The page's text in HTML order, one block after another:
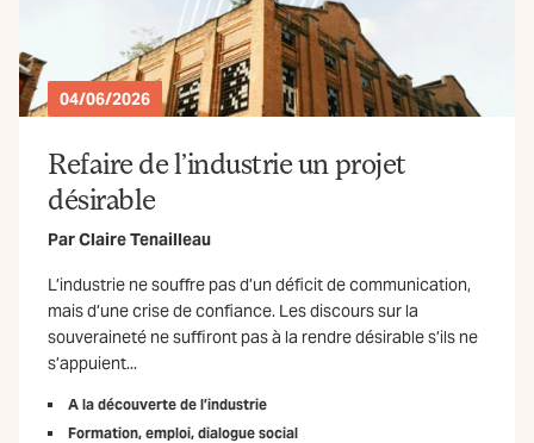
04/06/2026
Refaire de l’industrie un projet
désirable
ParClaire Tenailleau
L’industrie ne souffre pas d’un déficit de communication,
mais d’une crise de confiance. Les discours sur la
souveraineté ne suffiront pas à la rendre désirable s’ils ne
s’appuient...
A la découverte de l’industrie
Formation, emploi, dialogue social